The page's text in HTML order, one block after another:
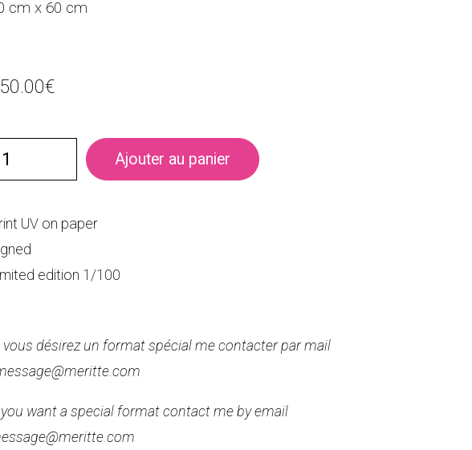
cm x 60 cm
€
Ajouter au panier
UV on paper
edition 1/100
vous désirez un format spécial me contacter par mail
want a special format contact me by email